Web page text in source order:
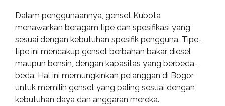
Dalam penggunaannya, genset Kubota
menawarkan beragam tipe dan spesifikasi yang
sesuai dengan kebutuhan spesifik pengguna. Tipe-
tipe ini mencakup genset berbahan bakar diesel
maupun bensin, dengan kapasitas yang berbeda-
beda. Hal ini memungkinkan pelanggan di Bogor
untuk memilih genset yang paling sesuai dengan
kebutuhan daya dan anggaran mereka.